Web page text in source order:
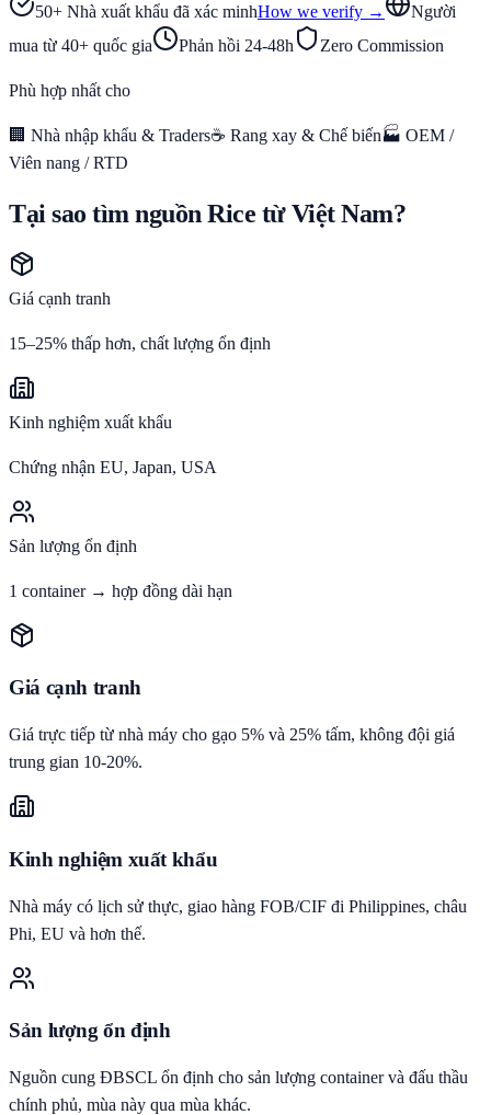
50+ Nhà xuất khẩu đã xác minhHow we verify →
Người
mua từ 40+ quốc gia
Phản hồi 24-48h Zero Commission
Phù hợp nhất cho
🏢 Nhà nhập khẩu & Traders☕ Rang xay & Chế biến🏭 OEM /
Viên nang / RTD
Tại sao tìm nguồn Rice từ Việt Nam?
Giá cạnh tranh
15–25% thấp hơn, chất lượng ổn định
Kinh nghiệm xuất khẩu
Chứng nhận EU, Japan, USA
Sản lượng ổn định
1 container → hợp đồng dài hạn
Giá cạnh tranh
Giá trực tiếp từ nhà máy cho gạo 5% và 25% tấm, không đội giá
trung gian 10-20%.
Kinh nghiệm xuất khẩu
Nhà máy có lịch sử thực, giao hàng FOB/CIF đi Philippines, châu
Phi, EU và hơn thế.
Sản lượng ổn định
Nguồn cung ĐBSCL ổn định cho sản lượng container và đấu thầu
chính phủ, mùa này qua mùa khác.